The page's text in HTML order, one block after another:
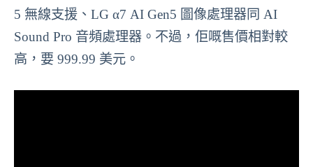
5 無線支援、LG α7 AI Gen5 圖像處理器同 AI
Sound Pro 音頻處理器。不過，佢嘅售價相對較
高，要 999.99 美元。